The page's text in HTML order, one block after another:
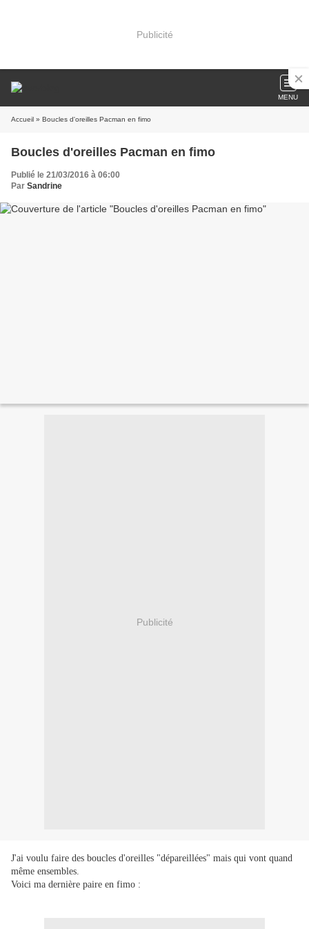
Publicité
MENU
Accueil » Boucles d'oreilles Pacman en fimo
Boucles d'oreilles Pacman en fimo
Publié le 21/03/2016 à 06:00
Par Sandrine
Publicité
J'ai voulu faire des boucles d'oreilles "dépareillées" mais qui vont quand
même ensembles.
Voici ma dernière paire en fimo :